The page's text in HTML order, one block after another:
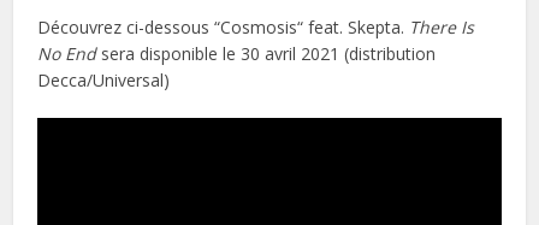
Découvrez ci-dessous “Cosmosis“ feat. Skepta. There Is
No Endsera disponible le 30 avril 2021 (distribution
Decca/Universal)